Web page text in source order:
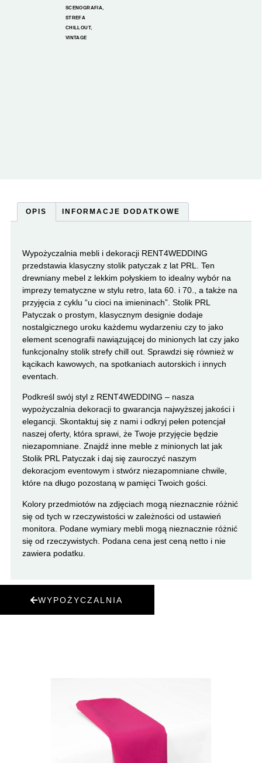
SCENOGRAFIA
STREFA
CHILLOUT,
VINTAGE
OPIS INFORMACJE DODATKOWE
Wypożyczalnia mebli i dekoracji RENT4WEDDING
przedstawia klasyczny stolik patyczak z lat PRL. Ten
drewniany mebel z lekkim połyskiem to idealny wybór na
imprezy tematyczne w stylu retro, lata 60. i 70., a także na
przyjęcia z cyklu “u cioci na imieninach”. Stolik PRL
Patyczak o prostym, klasycznym designie dodaje
nostalgicznego uroku każdemu wydarzeniu czy to jako
element scenografii nawiązującej do minionych lat czy jako
funkcjonalny stolik strefy chill out. Sprawdzi się również w
kącikach kawowych, na spotkaniach autorskich i innych
eventach.
Podkreśl swój styl z RENT4WEDDING – nasza
wypożyczalnia dekoracji to gwarancja najwyższej jakości i
elegancji. Skontaktuj się z nami i odkryj pełen potencjał
naszej oferty, która sprawi, że Twoje przyjęcie będzie
niezapomniane. Znajdź inne meble z minionych lat jak
Stolik PRL Patyczak i daj się zauroczyć naszym
dekoracjom eventowym i stwórz niezapomniane chwile,
które na długo pozostaną w pamięci Twoich gości.
Kolory przedmiotów na zdjęciach mogą nieznacznie różnić
się od tych w rzeczywistości w zależności od ustawień
monitora. Podane wymiary mebli mogą nieznacznie różnić
się od rzeczywistych. Podana cena jest ceną netto i nie
zawiera podatku.
WYPOŻYCZALNIA